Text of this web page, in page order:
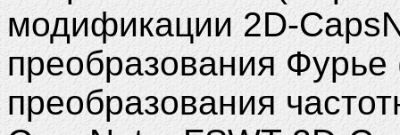
модификации 2D-
преобразования Фурье
преобразования